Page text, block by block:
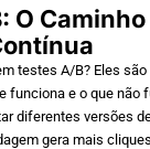
O
testes A/B? Eles
funciona e o que não
diferentes versões
gera mais